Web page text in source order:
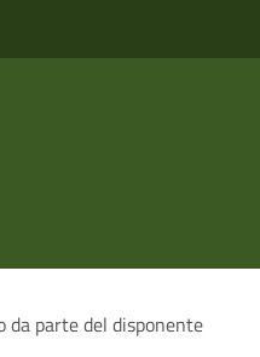
da parte del disponente